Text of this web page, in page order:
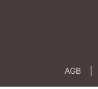
AGB